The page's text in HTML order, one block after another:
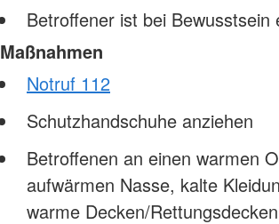
Betroffener ist bei
Maßnahmen
Notruf 112
Schutzhandschuhe anziehen
Betroffenen an einen warmen
aufwärmen Nasse, kalte
warme Decken/